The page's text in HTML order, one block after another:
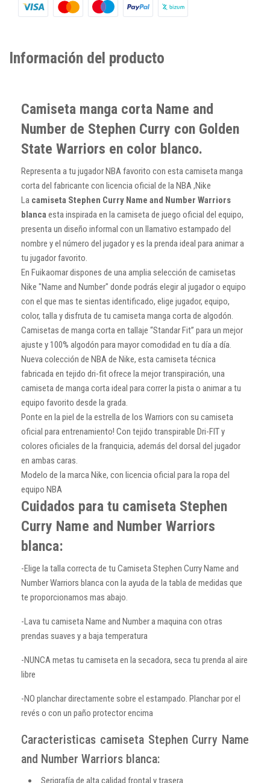
Información del producto
Camiseta manga corta Name and
Number de Stephen Curry con Golden
State Warriors en color blanco.
Representa a tu jugador NBA favorito con esta camiseta manga
corta del fabricante con licencia oficial de la NBA ,Nike
La camiseta Stephen Curry Name and Number Warriors
blancaesta inspirada en la camiseta de juego oficial del equipo,
presenta un diseño informal con un llamativo estampado del
nombre y el número del jugador y es la prenda ideal para animar a
tu jugador favorito.
En Fuikaomar dispones de una amplia selección de camisetas
Nike "Name and Number" donde podrás elegir al jugador o equipo
con el que mas te sientas identificado, elige jugador, equipo,
color, talla y disfruta de tu camiseta manga corta de algodón.
Camisetas de manga corta en tallaje “Standar Fit” para un mejor
ajuste y 100% algodón para mayor comodidad en tu día a día.
Nueva colección de NBA de Nike, esta camiseta técnica
fabricada en tejido dri-fit ofrece la mejor transpiración, una
camiseta de manga corta ideal para correr la pista o animar a tu
equipo favorito desde la grada.
Ponte en la piel de la estrella de los Warriors con su camiseta
oficial para entrenamiento! Con tejido transpirable Dri-FIT y
colores oficiales de la franquicia, además del dorsal del jugador
en ambas caras.
Modelo de la marca Nike, con licencia oficial para la ropa del
equipo NBA
Cuidados para tu camiseta Stephen
Curry Name and Number Warriors
blanca:
-Elige la talla correcta de tu Camiseta Stephen Curry Name and
Number Warriors blanca con la ayuda de la tabla de medidas que
te proporcionamos mas abajo.
-Lava tu camiseta Name and Number a maquina con otras
prendas suaves y a baja temperatura
-NUNCA metas tu camiseta en la secadora, seca tu prenda al aire
libre
-NO planchar directamente sobre el estampado. Planchar por el
revés o con un paño protector encima
Caracteristicas camiseta Stephen Curry Name
and Number Warriors blanca:
Serigrafía de alta calidad frontal y trasera